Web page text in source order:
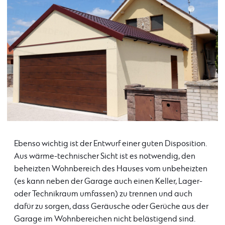
Ebenso wichtig ist der Entwurf einer guten Disposition.
Aus wärme-technischer Sicht ist es notwendig, den
beheizten Wohnbereich des Hauses vom unbeheizten
(es kann neben der Garage auch einen Keller, Lager-
oder Technikraum umfassen) zu trennen und auch
dafür zu sorgen, dass Geräusche oder Gerüche aus der
Garage im Wohnbereichen nicht belästigend sind.